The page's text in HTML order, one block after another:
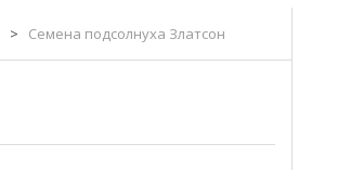
> Семена подсолнуха Златсон